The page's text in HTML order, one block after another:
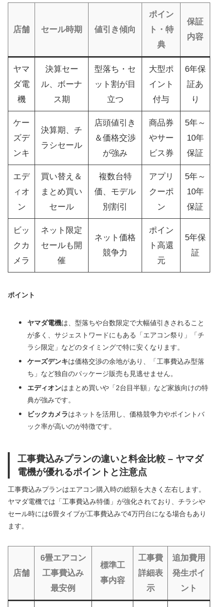
店舗 セール時期 値引き傾向
ポイン
ト・特
典
保証
内容
ヤマ
ダ電
機
決算セー
ル、ボーナ
ス期
型落ち・セ
ット割が目
立つ
大型ポ
イント
付与
6年保
証あ
り
ケー
ズデ
ンキ
決算期、チ
ラシセール
店頭値引き
＆価格交渉
が強み
商品券
やサー
ビス券
5年～
10年
保証
エデ
ィオ
ン
買い替え＆
まとめ買い
セール
複数台特
価、モデル
別割引
アプリ
クーポ
ン
5年～
10年
保証
ビッ
クカ
メラ
ネット限定
セールも開
催
ネット価格
競争力
ポイン
ト高還
元
5年保
証
ポイント
ヤマダ電機は、型落ちや台数限定で大幅値引きされること
が多く、サジェストワードにもある「エアコン祭り」「チ
ラシ限定」などのタイミングで特に安くなります。
ケーズデンキは価格交渉の余地があり、「工事費込み型落
ち」など独自のパッケージ販売も見逃せません。
エディオンはまとめ買いや「2台目半額」など家族向けの特
典が強みです。
ビックカメラはネットを活用し、価格競争力やポイントバ
ック率が高いのが特徴です。
工事費込みプランの違いと料金比較 – ヤマダ
電機が優れるポイントと注意点
工事費込みプランはエアコン購入時の総額を大きく左右します。
ヤマダ電機では「工事費込み特価」が強化されており、チラシや
セール時には6畳タイプが工事費込みで4万円台になる場合もあり
ます。
店舗
6畳エアコン
工事費込み
最安例
標準工
事内容
工事費
詳細表
示
追加費用
発生ポイ
ント